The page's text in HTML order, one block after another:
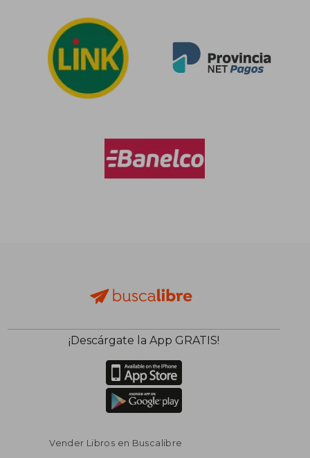
¡Descárgate la App GRATIS!
Vender Libros en Buscalibre